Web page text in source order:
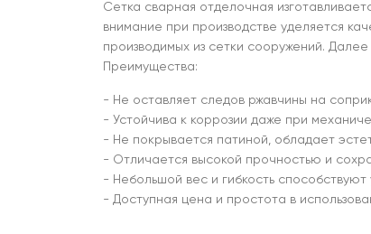
Сетка сварная отделочная
внимание при производстве уделяется
производимых из сетки сооружений.
Преимущества:
- Не оставляет следов ржавчины на
- Устойчива к коррозии даже при
- Не покрывается патиной, обладает
- Отличается высокой прочностью и
- Небольшой вес и гибкость
- Доступная цена и простота в